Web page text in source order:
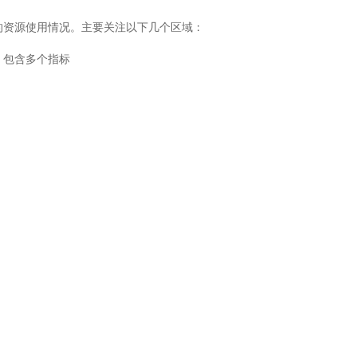
使用情况。主要关注以下几个区域：
含多个指标